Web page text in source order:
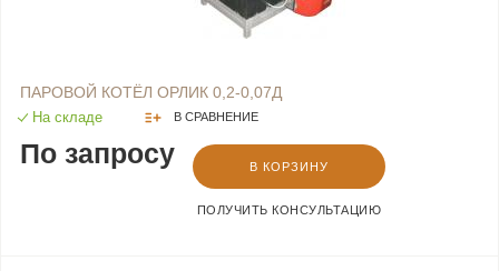
ПАРОВОЙ КОТЁЛ ОРЛИК 0,2-0,07Д
На складе В СРАВНЕНИЕ
По запросу В КОРЗИНУ
ПОЛУЧИТЬ КОНСУЛЬТАЦИЮ